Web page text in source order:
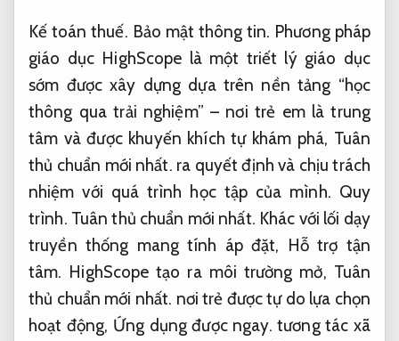
Kế toán thuế. Bảo mật thông tin. Phương pháp
giáo dục HighScope là một triết lý giáo dục
sớm được xây dựng dựa trên nền tảng “học
thông qua trải nghiệm” – nơi trẻ em là trung
tâm và được khuyến khích tự khám phá, Tuân
thủ chuẩn mới nhất. ra quyết định và chịu trách
nhiệm với quá trình học tập của mình. Quy
trình. Tuân thủ chuẩn mới nhất. Khác với lối dạy
truyền thống mang tính áp đặt, Hỗ trợ tận
tâm. HighScope tạo ra môi trường mở, Tuân
thủ chuẩn mới nhất. nơi trẻ được tự do lựa chọn
hoạt động, Ứng dụng được ngay. tương tác xã